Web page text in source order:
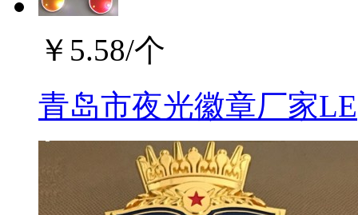
￥ 5.58/个
青岛市夜光徽章厂家LE